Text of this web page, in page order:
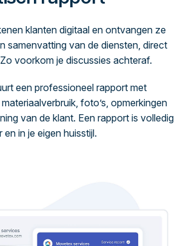
klanten digitaal en ontvangen ze
samenvatting van de diensten, direct
voorkom je discussies achteraf.
een professioneel rapport met
foto’s, opmerkingen
van de klant. Een rapport is volledig
in je eigen huisstijl.